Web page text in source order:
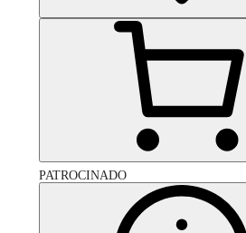
PATROCINADO